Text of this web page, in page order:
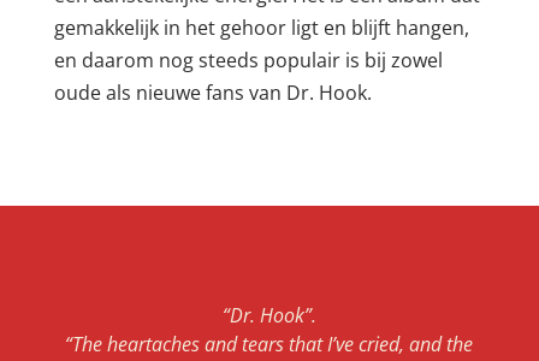
gemakkelijk in het gehoor ligt en blijft hangen,
en daarom nog steeds populair is bij zowel
oude als nieuwe fans van Dr. Hook.
“Dr. Hook”.
“The heartaches and tears that I’ve cried, and the